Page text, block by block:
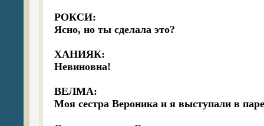
РОКСИ:
Ясно, но ты сделала это?
ХАНИЯК:
Невиновна!
ВЕЛМА:
Моя сестра Вероника и я выступали в